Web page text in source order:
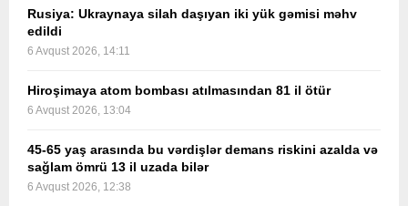
Rusiya: Ukraynaya silah daşıyan iki yük gəmisi məhv
edildi
6 Avqust 2026, 14:11
Hiroşimaya atom bombası atılmasından 81 il ötür
6 Avqust 2026, 13:04
45-65 yaş arasında bu vərdişlər demans riskini azalda və
sağlam ömrü 13 il uzada bilər
6 Avqust 2026, 12:38